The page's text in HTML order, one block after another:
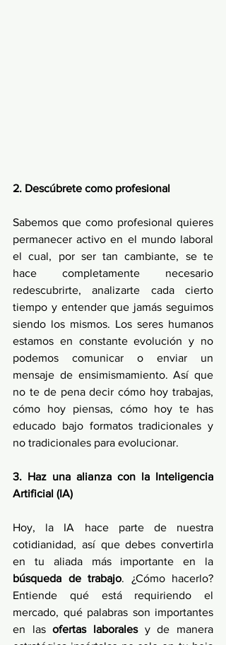
2. Descúbrete como profesional
Sabemos que como profesional quieres
permanecer activo en el mundo laboral
el cual, por ser tan cambiante, se te
hace completamente necesario
redescubrirte, analizarte cada cierto
tiempo y entender que jamás seguimos
siendo los mismos. Los seres humanos
estamos en constante evolución y no
podemos comunicar o enviar un
mensaje de ensimismamiento. Así que
no te de pena decir cómo hoy trabajas,
cómo hoy piensas, cómo hoy te has
educado bajo formatos tradicionales y
no tradicionales para evolucionar.
3. Haz una alianza con la Inteligencia
Artificial (IA)
Hoy, la IA hace parte de nuestra
cotidianidad, así que debes convertirla
búsqueda de trabajo. ¿Cómo hacerlo?
Entiende qué está requiriendo el
mercado, qué palabras son importantes
en las ofertas laborales y de manera